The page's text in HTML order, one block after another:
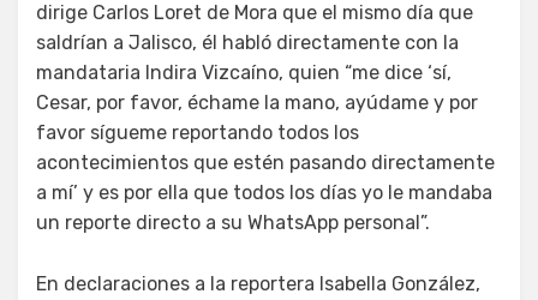
dirige Carlos Loret de Mora que el mismo día que
saldrían a Jalisco, él habló directamente con la
mandataria Indira Vizcaíno, quien “me dice ‘sí,
Cesar, por favor, échame la mano, ayúdame y por
favor sígueme reportando todos los
acontecimientos que estén pasando directamente
a mí’ y es por ella que todos los días yo le mandaba
un reporte directo a su WhatsApp personal”.
En declaraciones a la reportera Isabella González,